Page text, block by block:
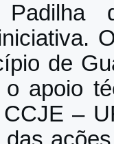
Padilha
de
apoio
–